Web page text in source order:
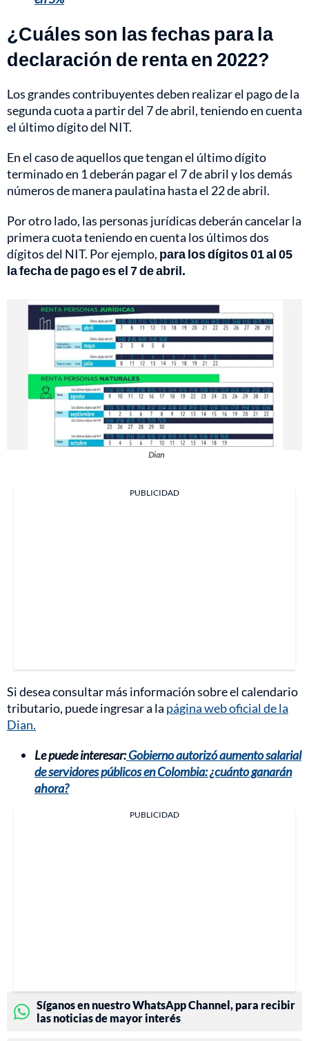
¿Cuáles son las fechas para la
declaración de renta en 2022?
Los grandes contribuyentes deben realizar el pago de la
segunda cuota a partir del 7 de abril, teniendo en cuenta
el último dígito del NIT.
En el caso de aquellos que tengan el último dígito
terminado en 1 deberán pagar el 7 de abril y los demás
números de manera paulatina hasta el 22 de abril.
Por otro lado, las personas jurídicas deberán cancelar la
primera cuota teniendo en cuenta los últimos dos
dígitos del NIT. Por ejemplo, para los dígitos 01 al 05
la fecha de pago es el 7 de abril.
Dian
PUBLICIDAD
Si desea consultar más información sobre el calendario
tributario, puede ingresar a la página web oficial de la
Dian.
Le puede interesar:Gobierno autorizó aumento salarial
de servidores públicos en Colombia: ¿cuánto ganarán
ahora?
PUBLICIDAD
Síganos en nuestro WhatsApp Channel, para recibir
las noticias de mayor interés